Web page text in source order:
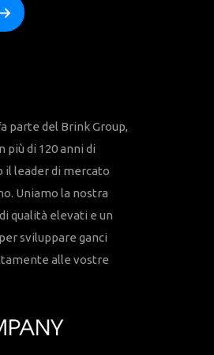
parte del Brink Group,
più di 120 anni di
il leader di mercato
Uniamo la nostra
qualità elevati e un
sviluppare ganci
alle vostre